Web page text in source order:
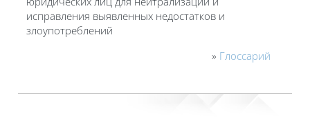
исправления выявленных недостатков и
злоупотреблений
» Глоссарий